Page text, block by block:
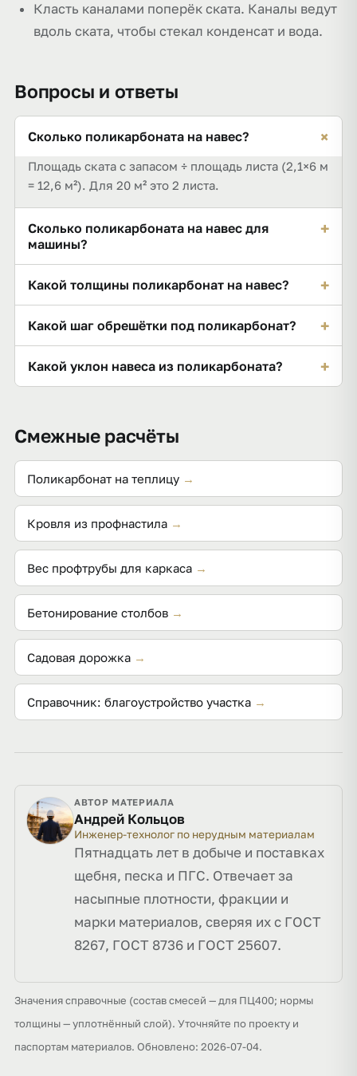
Класть каналами поперёк ската. Каналы ведут
вдоль ската, чтобы стекал конденсат и вода.
Вопросы и ответы
Сколько поликарбоната на навес? +
Площадь ската с запасом ÷ площадь листа (2,1×6 м
= 12,6 м²). Для 20 м² это 2 листа.
Сколько поликарбоната на навес для
машины?
+
2,1×6 м), на две машины — 30–36 м² (3 листа) с
Какой толщины поликарбонат на навес? +
прогибается на пролёте; для козырьков иногда
Какой шаг обрешётки под поликарбонат? +
иначе лист провисает между опорами и хлопает на
Какой уклон навеса из поликарбоната? +
Смежные расчёты
Поликарбонат на теплицу →
Кровля из профнастила →
Вес профтрубы для каркаса →
Бетонирование столбов →
Садовая дорожка →
Справочник: благоустройство участка →
АВТОР МАТЕРИАЛА
Андрей Кольцов
Инженер-технолог по нерудным материалам
Пятнадцать лет в добыче и поставках
щебня, песка и ПГС. Отвечает за
насыпные плотности, фракции и
марки материалов, сверяя их с ГОСТ
8267, ГОСТ 8736 и ГОСТ 25607.
Значения справочные (состав смесей — для ПЦ400; нормы
толщины — уплотнённый слой). Уточняйте по проекту и
паспортам материалов. Обновлено: 2026-07-04.